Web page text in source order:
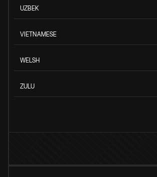
UZBEK
VIETNAMESE
WELSH
ZULU